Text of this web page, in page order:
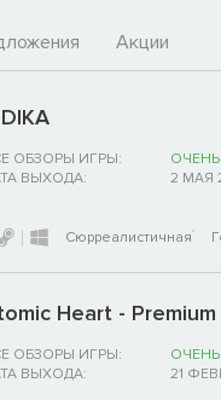
Акции
ОБЗОРЫ ИГРЫ:
ВЫХОДА:
2 МАЯ
Сюрреалистичная
Heart -
ОБЗОРЫ ИГРЫ:
ВЫХОДА:
21